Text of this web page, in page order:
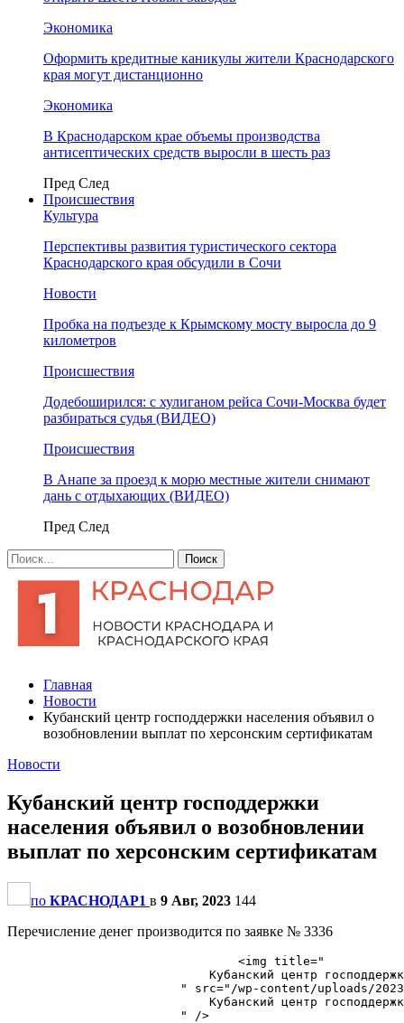
Экономика
Оформить кредитные каникулы жители Краснодарского
края могут дистанционно
Экономика
В Краснодарском крае объемы производства
антисептических средств выросли в шесть раз
Пред След
Происшествия
Культура
Перспективы развития туристического сектора
Краснодарского края обсудили в Сочи
Новости
Пробка на подъезде к Крымскому мосту выросла до 9
километров
Происшествия
Додебоширился: с хулиганом рейса Сочи-Москва будет
разбираться судья (ВИДЕО)
Происшествия
В Анапе за проезд к морю местные жители снимают
дань с отдыхающих (ВИДЕО)
Пред След
Главная
Новости
​Кубанский центр господдержки населения объявил о
возобновлении выплат по херсонским сертификатам
Новости
​Кубанский центр господдержки
населения объявил о возобновлении
выплат по херсонским сертификатам
по КРАСНОДАР1 в 9 Авг, 2023 144
Перечисление денег производится по заявке № 3336
                                <img title="
​Кубанский центр
" src="/wp-content/uploads/
​Кубанский центр
                        " />